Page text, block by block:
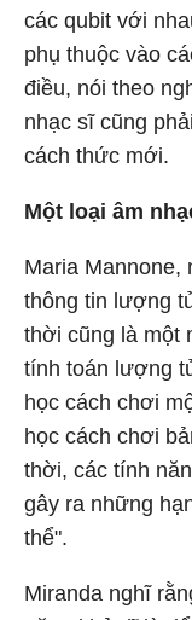
các qubit với
phụ thuộc vào
điều, nói theo
nhạc sĩ cũng
cách thức mới.
Một loại âm
Maria Mannone,
thông tin lượng
thời cũng là một
tính toán lượng
học cách chơi
học cách chơi
thời, các tính
gây ra những
thể".
Miranda nghĩ